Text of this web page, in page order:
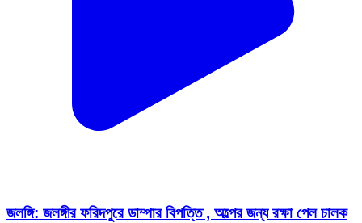
জলঙ্গি: জলঙ্গীর ফরিদপুরে ডাম্পার বিপত্তি , অল্পের জন্য রক্ষা পেল চালক